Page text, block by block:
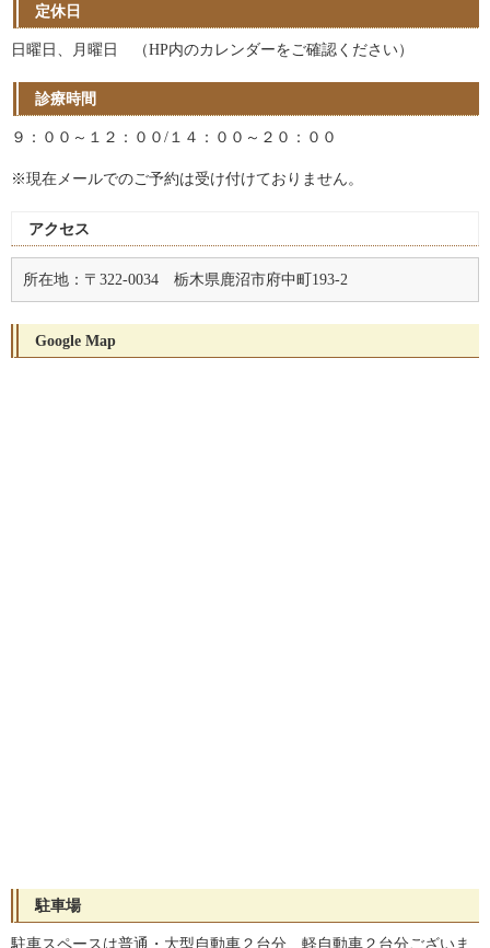
定休日
日曜日、月曜日 （HP内のカレンダーをご確認ください）
診療時間
９：００～１２：００/１４：００～２０：００
※現在メールでのご予約は受け付けておりません。
アクセス
所在地：〒322-0034 栃木県鹿沼市府中町193-2
Google Map
駐車場
駐車スペースは普通・大型自動車２台分、軽自動車２台分ございま